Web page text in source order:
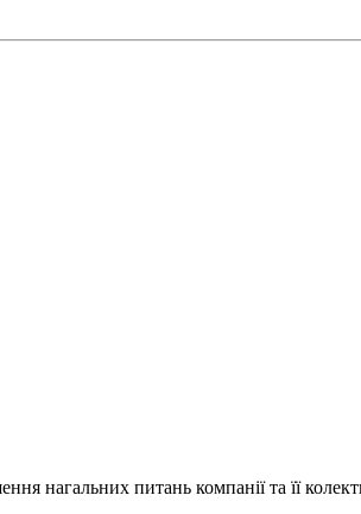
нагальних питань компанії та її